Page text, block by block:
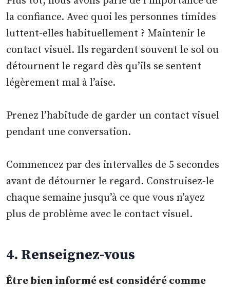
la confiance. Avec quoi les personnes timides
luttent-elles habituellement ? Maintenir le
contact visuel. Ils regardent souvent le sol ou
détournent le regard dès qu’ils se sentent
légèrement mal à l’aise.
Prenez l’habitude de garder un contact visuel
pendant une conversation.
Commencez par des intervalles de 5 secondes
avant de détourner le regard. Construisez-le
chaque semaine jusqu’à ce que vous n’ayez
plus de problème avec le contact visuel.
4. Renseignez-vous
Être bien informé est considéré comme